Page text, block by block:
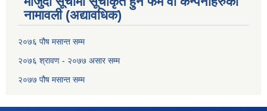
नामावली (अद्यावधिक)
२०७६ पौष मसान्त सम्म
२०७६ श्रावण - २०७७ असार सम्म
२०७७ पौष मसान्त सम्म